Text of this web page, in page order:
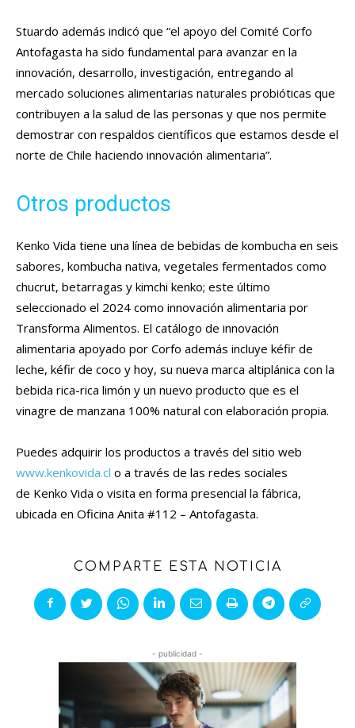
Stuardo además indicó que “el apoyo del Comité Corfo
Antofagasta ha sido fundamental para avanzar en la
innovación, desarrollo, investigación, entregando al
mercado soluciones alimentarias naturales probióticas que
contribuyen a la salud de las personas y que nos permite
demostrar con respaldos científicos que estamos desde el
norte de Chile haciendo innovación alimentaria”.
Otros productos
Kenko Vida tiene una línea de bebidas de kombucha en seis
sabores, kombucha nativa, vegetales fermentados como
chucrut, betarragas y kimchi kenko; este último
seleccionado el 2024 como innovación alimentaria por
Transforma Alimentos. El catálogo de innovación
alimentaria apoyado por Corfo además incluye kéfir de
leche, kéfir de coco y hoy, su nueva marca altiplánica con la
bebida rica-rica limón y un nuevo producto que es el
vinagre de manzana 100% natural con elaboración propia.
Puedes adquirir los productos a través del sitio web
www.kenkovida.cl o a través de las redes sociales
de Kenko Vida o visita en forma presencial la fábrica,
ubicada en Oficina Anita #112 – Antofagasta.
COMPARTE ESTA NOTICIA
- publicidad -